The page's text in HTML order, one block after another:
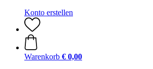
Konto erstellen
Warenkorb € 0,00